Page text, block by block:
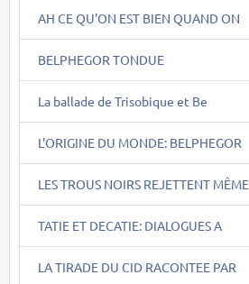
AH CE QU'ON EST BIEN QUAND ON
BELPHEGOR TONDUE
La ballade de Trisobique et Be
L'ORIGINE DU MONDE: BELPHEGOR
LES TROUS NOIRS REJETTENT MÊME
TATIE ET DECATIE: DIALOGUES A
LA TIRADE DU CID RACONTEE PAR